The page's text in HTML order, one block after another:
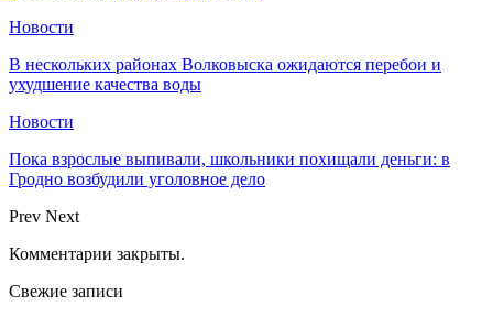
Новости
В нескольких районах Волковыска ожидаются перебои и
ухудшение качества воды
Новости
Пока взрослые выпивали, школьники похищали деньги: в
Гродно возбудили уголовное дело
Prev Next
Комментарии закрыты.
Свежие записи